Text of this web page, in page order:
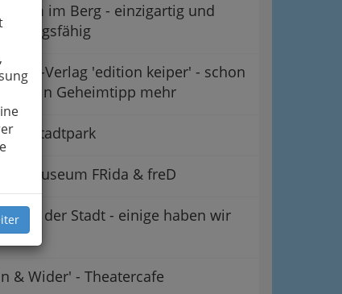
Dom im Berg - einzigartig und
Verlag 'edition keiper' - schon
kein Geheimtipp mehr
Stadtpark
FRida & freD
der Stadt - einige haben wir
& Wider' - Theatercafe